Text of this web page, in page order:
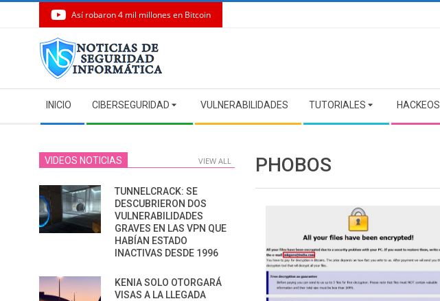
Así robaron 4 mil millones en Bitcoin
Navigation
Menu
INICIO CIBERSEGURIDAD VULNERABILIDADES TUTORIALES HACKEOS
PHOBOS
VIDEOS NOTICIAS VIEW ALL
TUNNELCRACK: SE
DESCUBRIERON DOS
VULNERABILIDADES
GRAVES EN LAS VPN QUE
HABÍAN ESTADO
INACTIVAS DESDE 1996
KENIA SOLO OTORGARÁ
VISAS A LA LLEGADA